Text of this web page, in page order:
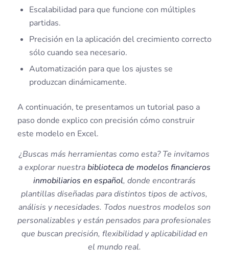
Escalabilidad para que funcione con múltiples
partidas.
Precisión en la aplicación del crecimiento correcto
sólo cuando sea necesario.
Automatización para que los ajustes se
produzcan dinámicamente.
A continuación, te presentamos un tutorial paso a
paso donde explico con precisión cómo construir
este modelo en Excel.
¿Buscas más herramientas como esta? Te invitamos
a explorar nuestrabiblioteca de modelos financieros
inmobiliarios en español, donde encontrarás
plantillas diseñadas para distintos tipos de activos,
análisis y necesidades. Todos nuestros modelos son
personalizables y están pensados para profesionales
que buscan precisión, flexibilidad y aplicabilidad en
el mundo real.